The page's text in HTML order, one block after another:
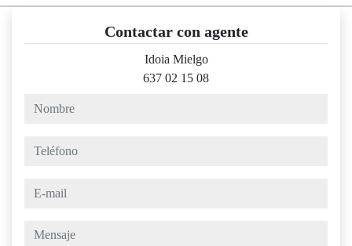
Contactar con agente
Idoia Mielgo
637 02 15 08
nombre
teléfono
e-mail
mensaje